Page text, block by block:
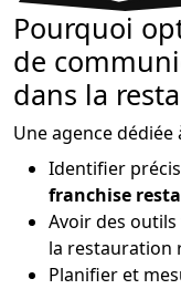
Pourquoi
de
dans la
Une agence
Identifier
franchise
Avoir des
la restauration
Planifier et